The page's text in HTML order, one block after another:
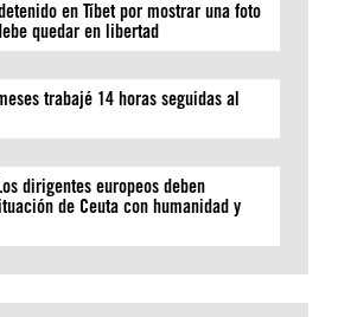
en Tíbet por mostrar una foto
quedar en libertad
trabajé 14 horas seguidas al
dirigentes europeos deben
de Ceuta con humanidad y